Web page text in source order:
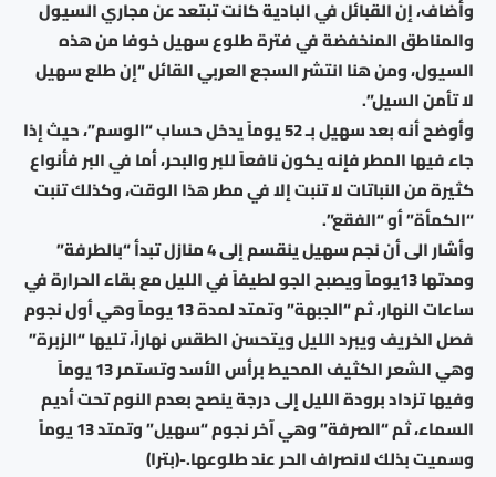
وأضاف، إن القبائل في البادية كانت تبتعد عن مجاري السيول
والمناطق المنخفضة في فترة طلوع سهيل خوفا من هذه
السيول، ومن هنا انتشر السجع العربي القائل “إن طلع سهيل
لا تأمن السيل”.
وأوضح أنه بعد سهيل بـ 52 يوماً يدخل حساب “الوسم”، حيث إذا
جاء فيها المطر فإنه يكون نافعاً للبر والبحر، أما في البر فأنواع
كثيرة من النباتات لا تنبت إلا في مطر هذا الوقت، وكذلك تنبت
“الكمأة” أو “الفقع”.
وأشار الى أن نجم سهيل ينقسم إلى 4 منازل تبدأ “بالطرفة”
ومدتها 13يوماً ويصبح الجو لطيفاً في الليل مع بقاء الحرارة في
ساعات النهار، ثم “الجبهة” وتمتد لمدة 13 يوماً وهي أول نجوم
فصل الخريف ويبرد الليل ويتحسن الطقس نهاراً، تليها “الزبرة”
وهي الشعر الكثيف المحيط برأس الأسد وتستمر 13 يوماً
وفيها تزداد برودة الليل إلى درجة ينصح بعدم النوم تحت أديم
السماء، ثم “الصرفة” وهي آخر نجوم “سهيل” وتمتد 13 يوماً
وسميت بذلك لانصراف الحر عند طلوعها.-(بترا)